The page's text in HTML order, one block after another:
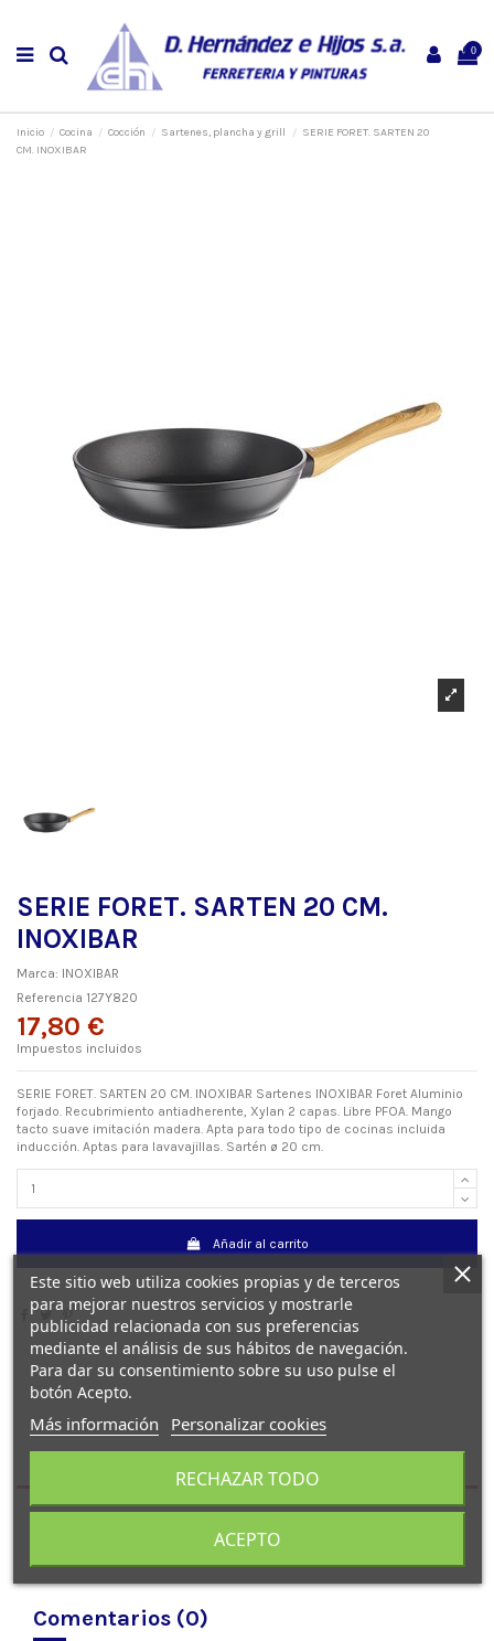
0
Inicio Cocina Cocción Sartenes, plancha y grill
SERIE FORET. SARTEN 20
CM. INOXIBAR
SERIE FORET. SARTEN 20 CM.
INOXIBAR
Marca: INOXIBAR
Referencia 127Y820
17,80 €
Impuestos incluidos
SERIE FORET. SARTEN 20 CM. INOXIBAR Sartenes INOXIBAR Foret Aluminio
forjado. Recubrimiento antiadherente, Xylan 2 capas. Libre PFOA. Mango
tacto suave imitación madera. Apta para todo tipo de cocinas incluida
inducción. Aptas para lavavajillas. Sartén ø 20 cm.
Añadir al carrito
Detalles del producto
Comentarios (0)
Este sitio web utiliza cookies propias y de terceros
para mejorar nuestros servicios y mostrarle
publicidad relacionada con sus preferencias
mediante el análisis de sus hábitos de navegación.
Para dar su consentimiento sobre su uso pulse el
botón Acepto.
Más información Personalizar cookies
RECHAZAR TODO
ACEPTO